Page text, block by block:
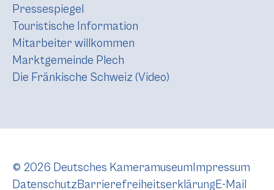
Pressespiegel
Touristische Information
Mitarbeiter willkommen
Marktgemeinde Plech
Die Fränkische Schweiz (Video)
© 2026 Deutsches Kameramuseum Impressum
DatenschutzBarrierefreiheitserklärungE-Mail